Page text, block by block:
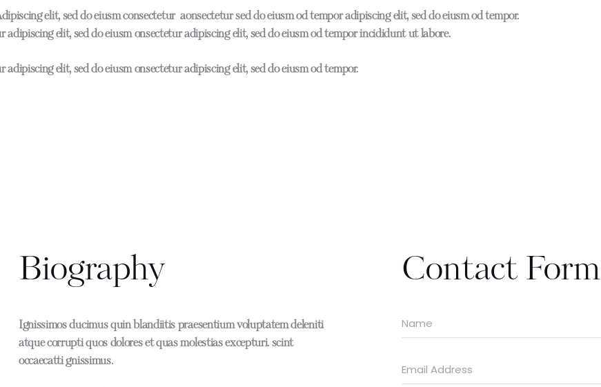
elit, sed do eiusm consectetur aonsectetur sed do eiusm od tempor adipiscing elit, sed do eiusm od tempor.
adipiscing elit, sed do eiusm onsectetur adipiscing elit, sed do eiusm od tempor incididunt ut labore.
adipiscing elit, sed do eiusm onsectetur adipiscing elit, sed do eiusm od tempor.
Biography
Ignissimos ducimus quin blandiitis praesentium voluptatem deleniti
atque corrupti quos dolores et quas molestias excepturi. scint
occaecatti gnissimus.
Contact Form